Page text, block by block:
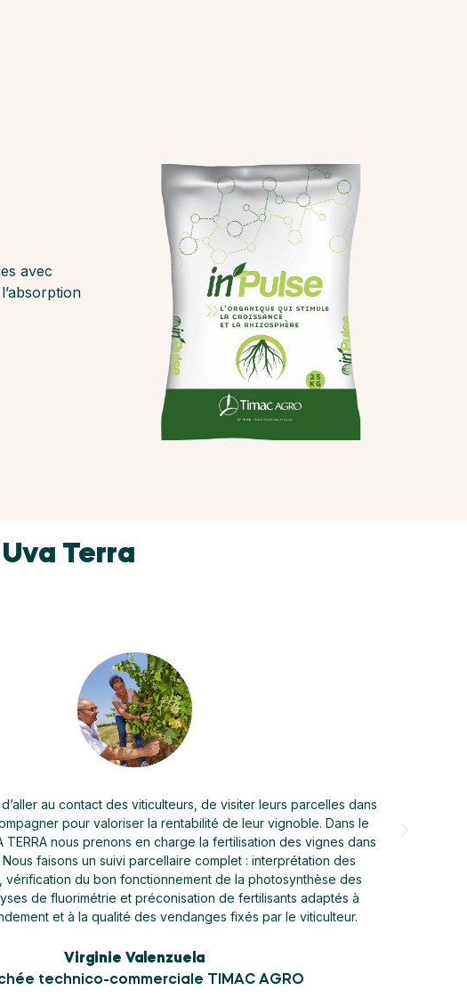
avec
Terra
des viticulteurs sur leur domaine, afin de les conseiller sur
de leur fertilisation. Je leur trouve des solutions sur plusieurs
rencontrées : irrégularité de rendement, parcelles chétives,
la vendange, soins de diverses carences en oligo-éléments, etc. La
du Beaujolais étant connue sur l'ensemble de mon secteur, les
ce partenariat entre l'UDM et TIMAC AGRO. Ils affectionnent
le fait de recycler leur marc en matière organique dans nos engrais.
Maude Revillon
Attachée technico-commerciale TIMAC AGRO